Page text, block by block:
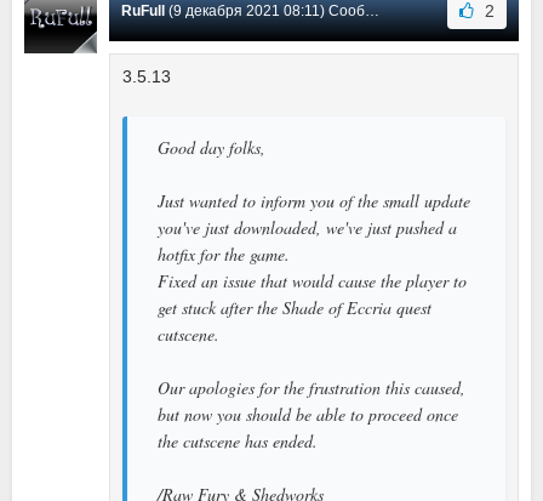
RuFull (9 декабря 2021 08:11) Сообщение #1 2
3.5.13
Good day folks,
Just wanted to inform you of the small update
you've just downloaded, we've just pushed a
hotfix for the game.
Fixed an issue that would cause the player to
get stuck after the Shade of Eccria quest
cutscene.
Our apologies for the frustration this caused,
but now you should be able to proceed once
the cutscene has ended.
/Raw Fury & Shedworks